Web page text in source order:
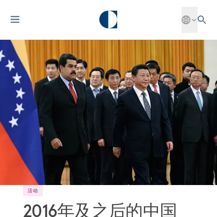
活动
2016年及之后的中国